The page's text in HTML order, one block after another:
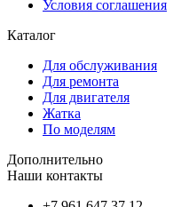
Условия соглашения
Каталог
Для обслуживания
Для ремонта
Для двигателя
Жатка
По моделям
Дополнительно
Наши контакты